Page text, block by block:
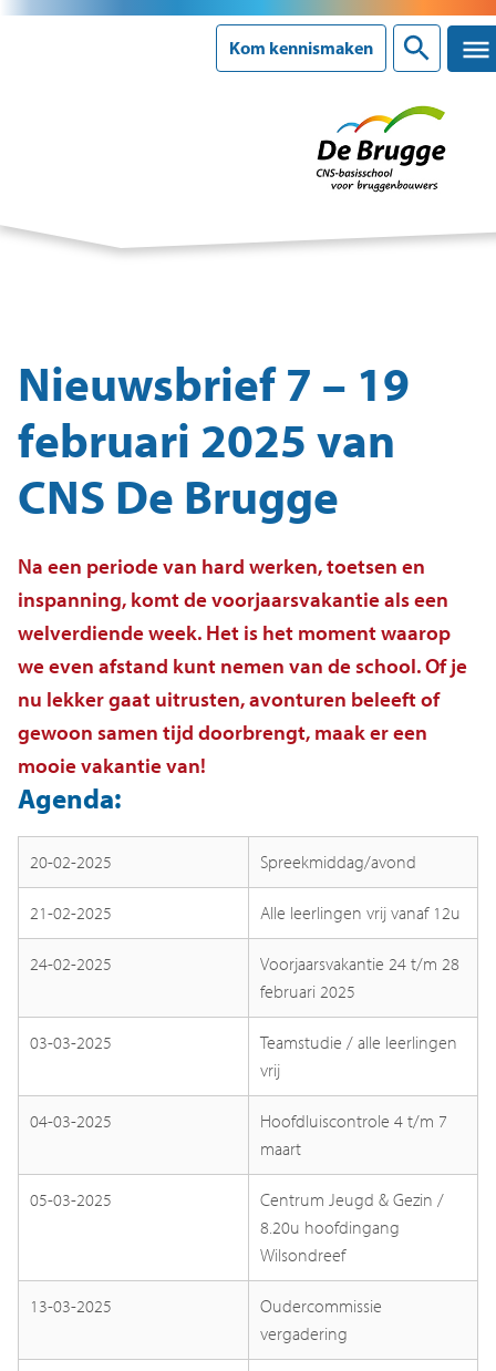
Kom kennismaken
Onze school
Nieuws
Agenda
Veelgestelde vragen
Contact
Nieuwsbrief 7 – 19
februari 2025 van
CNS De Brugge
Na een periode van hard werken, toetsen en
inspanning, komt de voorjaarsvakantie als een
welverdiende week. Het is het moment waarop
we even afstand kunt nemen van de school. Of je
nu lekker gaat uitrusten, avonturen beleeft of
gewoon samen tijd doorbrengt, maak er een
mooie vakantie van!
Agenda:
20-02-2025 Spreekmiddag/avond
21-02-2025 Alle leerlingen vrij vanaf 12u
24-02-2025
Voorjaarsvakantie 24 t/m 28
februari 2025
03-03-2025
Teamstudie / alle leerlingen
vrij
04-03-2025
Hoofdluiscontrole 4 t/m 7
maart
05-03-2025
Centrum Jeugd & Gezin /
8.20u hoofdingang
Wilsondreef
13-03-2025
Oudercommissie
vergadering